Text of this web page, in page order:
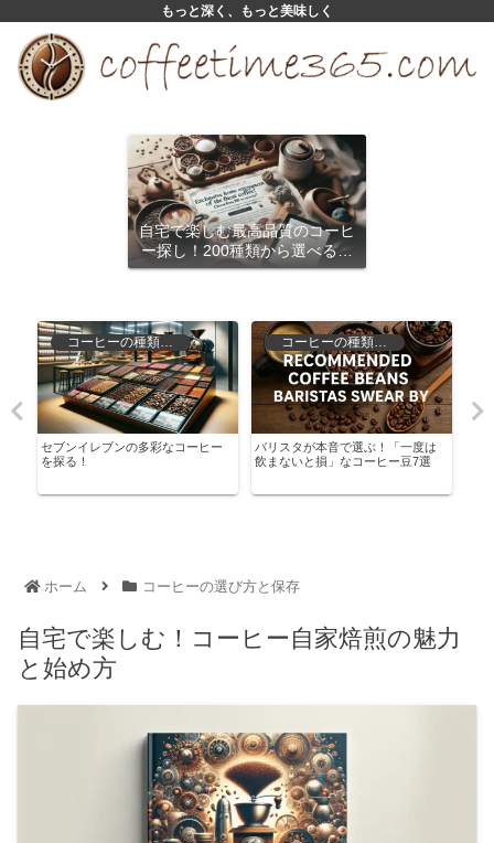
もっと深く、もっと美味しく
自宅で楽しむ最高品質のコーヒ
ー探し！200種類から選べるサ
ブスクリプション
セブンイレブンの多彩なコーヒー
を探る！
バリスタが本音で選ぶ！「一度は
飲まないと損」なコーヒー豆7選
ホーム コーヒーの選び方と保存
自宅で楽しむ！コーヒー自家焙煎の魅力
と始め方